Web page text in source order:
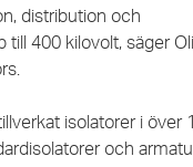
distribution och
400 kilovolt, säger
isolatorer i över
och